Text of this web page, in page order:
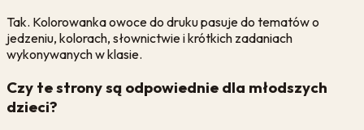
Tak. Kolorowanka owoce do druku pasuje do tematów o
jedzeniu, kolorach, słownictwie i krótkich zadaniach
wykonywanych w klasie.
Czy te strony są odpowiednie dla młodszych
dzieci?